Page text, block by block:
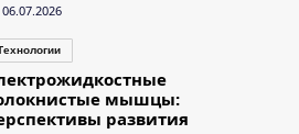
06.07.2026
мышцы:
развития